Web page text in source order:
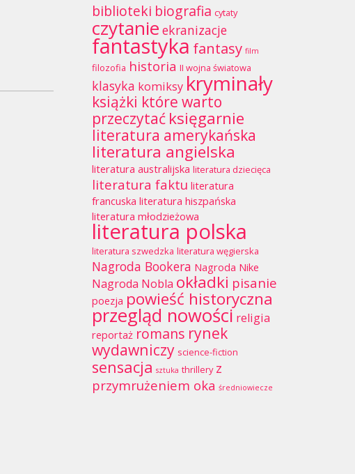
biblioteki biografia cytaty
czytanie ekranizacje
fantastyka fantasy film
filozofia historia II wojna światowa
klasyka komiksy kryminały
książki które warto
przeczytać księgarnie
literatura amerykańska
literatura angielska
literatura australijska literatura dziecięca
literatura faktu literatura
francuska literatura hiszpańska
literatura młodzieżowa
literatura polska
literatura szwedzka literatura węgierska
Nagroda Bookera Nagroda Nike
Nagroda Nobla okładki pisanie
poezja powieść historyczna
przegląd nowości religia
reportaż romans rynek
wydawniczy science-fiction
sensacja sztuka thrillery z
przymrużeniem oka średniowiecze